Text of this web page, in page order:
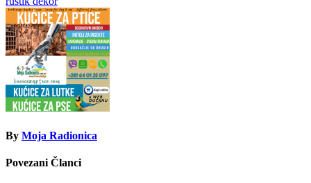
Кретање
чланка
By Moja Radionica
Povezani Članci